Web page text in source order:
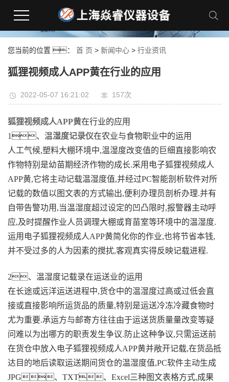
您当前的位置 ： 首 页 > 新闻中心 > 行业资讯
狐狸视频成人APP黄在行业的应用
2022-05-07 16:21:02 157次
狐狸视频成人APP黄在行业的应用
1、温湿度记录仪在农业与食物职业中的运用
人工气候,塑料大棚环境中,温湿度改变值的巨细直接影响农
作物特别是幼苗期经济作物的成长.采用电子狐狸视频成人
APP黄,它将主动记载温湿度值,并经过PC智能剖析软件对所
记载的数值以图文表的方式输出,便利办理员剖析办理.并有
自带告警功用,当温湿度超过设定的凹凸限时,报警器主动呼
应,及时提醒作业人员调理大棚或育苗室等环境中的温湿度.
运用电子狐狸视频成人APP黄简化你的作业,也将节省本钱,
并不受过多的人为因素的搅扰,客观真实得反映记载进程.
2、温湿度记载录在运送业的运用
在长途或远洋运送进程中,货仓中的温湿度过高或过低会直
接或直接影响所运货品的质量,特别是运送冷冻冷藏食物时
尤为重要.承运方与邮寄方往往由于运送货质量量改变等疑
问难以为出哪方的职责发生争议.防止这种争议,只需运送前
在货仓中放入电子狐狸视频成人APP黄并敞开记载,在货品抵
达目的地后读取运送期间货仓的温湿度值,PC软件主动生成
JPG、TXT、Excel三种图文表格方式,成果